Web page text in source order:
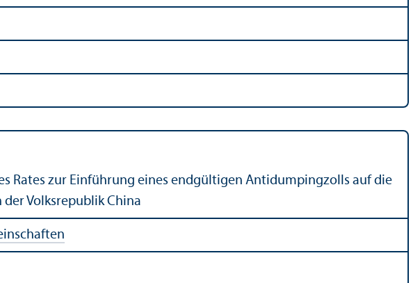
Rates zur Einführung eines endgültigen Antidumpingzolls auf die
Volksrepublik China